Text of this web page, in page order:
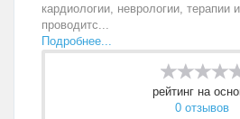
кардиологии, неврологии, терапии
проводитс...
Подробнее...
рейтинг на
0 отзывов